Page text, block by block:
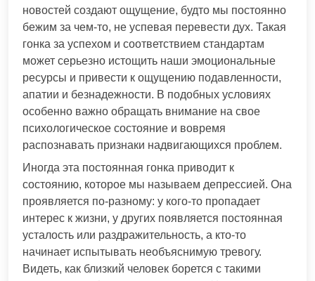
новостей создают ощущение, будто мы постоянно
бежим за чем-то, не успевая перевести дух. Такая
гонка за успехом и соответствием стандартам
может серьезно истощить наши эмоциональные
ресурсы и привести к ощущению подавленности,
апатии и безнадежности. В подобных условиях
особенно важно обращать внимание на свое
психологическое состояние и вовремя
распознавать признаки надвигающихся проблем.
Иногда эта постоянная гонка приводит к
состоянию, которое мы называем депрессией. Она
проявляется по-разному: у кого-то пропадает
интерес к жизни, у других появляется постоянная
усталость или раздражительность, а кто-то
начинает испытывать необъяснимую тревогу.
Видеть, как близкий человек борется с такими